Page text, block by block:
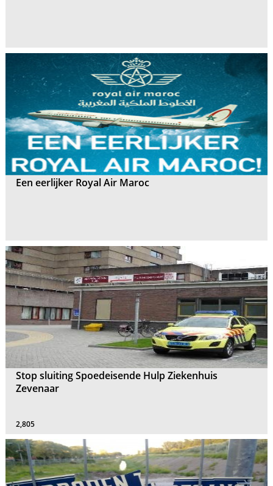
Een eerlijker Royal Air Maroc
Stop sluiting Spoedeisende Hulp Ziekenhuis
Zevenaar
2,805